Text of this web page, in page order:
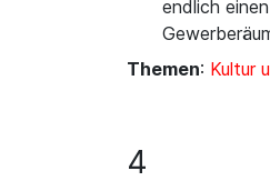
endlich
Themen: Kultur
4